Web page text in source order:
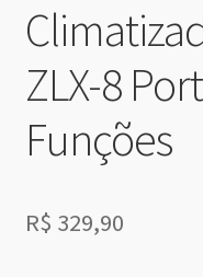
ZLX-8
Funções
R$ 329,90